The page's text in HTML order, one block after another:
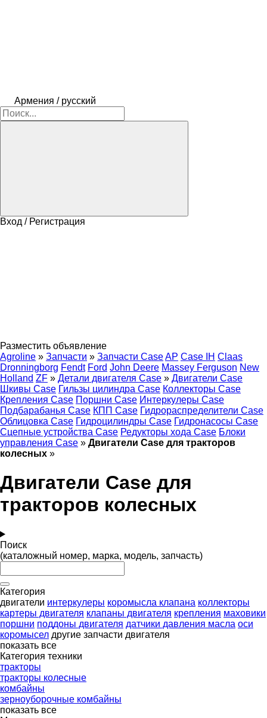
Армения / русский
Вход / Регистрация
Разместить объявление
Agroline » Запчасти » Запчасти CaseAP Case IH Claas
Dronningborg Fendt Ford John Deere Massey Ferguson New
Holland ZF » Детали двигателя Case » Двигатели Case
Шкивы Case Гильзы цилиндра Case Коллекторы Case
Крепления Case Поршни Case Интеркулеры Case
Подбарабанья Case КПП Case Гидрораспределители Case
Облицовка Case Гидроцилиндры Case Гидронасосы Case
Сцепные устройства Case Редукторы хода Case Блоки
управления Case » Двигатели Case для тракторов
колесных »
Двигатели Case для
тракторов колесных
Поиск
(каталожный номер, марка, модель, запчасть)
Категория
двигатели интеркулеры коромысла клапана коллекторы
картеры двигателя клапаны двигателя крепления маховики
поршни поддоны двигателя датчики давления масла оси
коромысел другие запчасти двигателя
показать все
Категория техники
тракторы
тракторы колесные
комбайны
зерноуборочные комбайны
показать все